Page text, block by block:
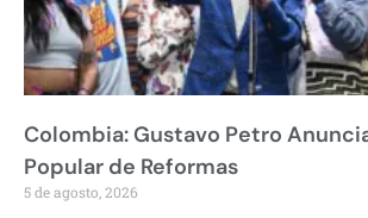
Colombia: Gustavo Petro
Popular de Reformas
5 de agosto, 2026